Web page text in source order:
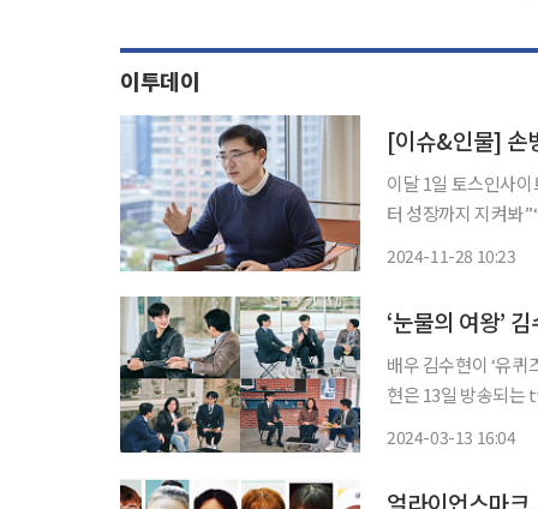
이투데이
[이슈&인물] 손
이달 1일 토스인사
터 성장까지 지켜봐”“
2024-11-28 10:23
배우 김수현이 ‘유퀴즈’에 출격한다. 최근 드라마 ‘
현은 13일 방송되는
2024-03-13 16:04